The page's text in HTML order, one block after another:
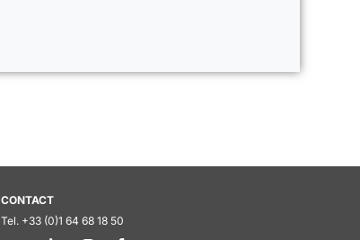
CONTACT
Tel. +33 (0)1 64 68 18 50